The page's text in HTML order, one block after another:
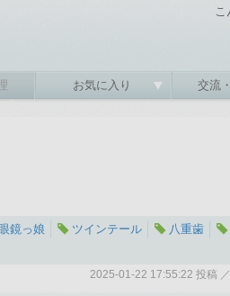
こ
お気に入り 交流
眼鏡っ娘 ツインテール 八重歯
2025-01-22 17:55:22 投稿